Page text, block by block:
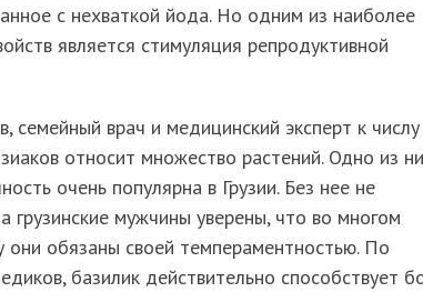
с нехваткой йода. Но одним из наиболее
является стимуляция репродуктивной
семейный врач и медицинский эксперт к числу
относит множество растений. Одно из
очень популярна в Грузии. Без нее не
грузинские мужчины уверены, что во многом
они обязаны своей темпераментностью. По
базилик действительно способствует